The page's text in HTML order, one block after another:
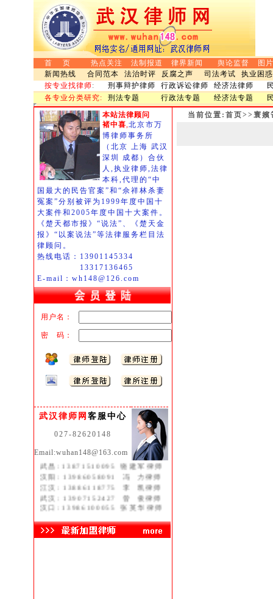
首 页 热点关注 法制报道 律界新闻 舆论监督
图
新闻热线
合同范本 法治时评 反腐之声 司法考试
执业困惑
按专业找律师: 刑事辩护律师 行政诉讼律师 经济法律师
各专业分类研究:
刑法专题 行政法专题 经济法专题
本站法律顾问
褚中喜,北京市万
博律师事务所
（北京 上海 武汉
深圳 成都）合伙
人,执业律师,法律
本科,代理的“中
国最大的民告官案”和“佘祥林杀妻
冤案”分别被评为1999年度中国十
大案件和2005年度中国十大案件。
《楚天都市报》“说法”、《楚天金
报》“以案说法”等法律服务栏目法
律顾问。
热线电话：13901145334
13317136465
E-mail：wh148@126.com
用户名：
密 码：
武汉律师网 客服中心
027-82620148
Email:wuhan148@163.com
湖北: 13071299876 褚中喜律师
武昌:
13871510095
饶建军律师
汉阳:
13986058091
冯 力律师
江汉:
13886118775
李 凯律师
武汉:
13907152427
曾 俊律师
汉口: 13986100055 张英华律师
当前位置:首页>>寰嬪